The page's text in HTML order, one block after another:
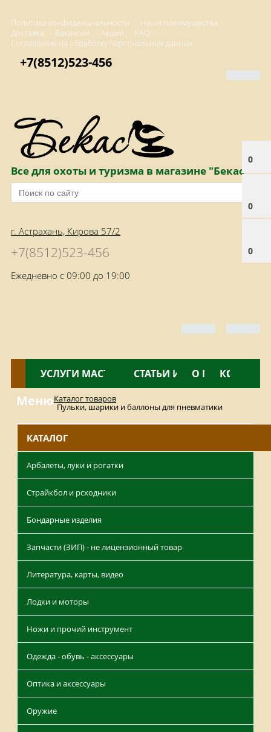
Политика конфиденциальности
Наши преимущества
Доставка
Вакансии Акции
FAQ
Соглашение на обработку персональных данных
0
0
0
+7(8512)523-456
Все для охоты и туризма в магазине "Бекас"
г. Астрахань, Кирова 57/2
+7(8512)523-456
Ежедневно с 09:00 до 19:00
КАТАЛОГ
УСЛУГИ МАСТЕРСКОЙНОВОСТИ
СТАТЬИ И ОБЗОРЫ
О МАГАЗИНЕ
МенюКаталог товаров
Пульки, шарики и баллоны для пневматики
КАТАЛОГ
Арбалеты, луки и рогатки
Страйкбол и рсходники
Бондарные изделия
Запчасти (ЗИП) - не лицензионный товар
Литература, карты, видео
Лодки и моторы
Ножи и прочий инструмент
Одежда - обувь - аксессуары
Оптика и аксессуары
Оружие